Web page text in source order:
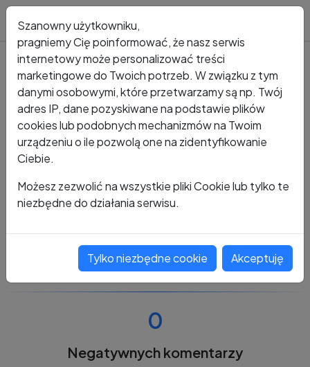
Kto dzwonił? Numer +48 482 271 485
+48 482 271 485
0
Negatywnych komentarzy
Szanowny użytkowniku,
pragniemy Cię poinformować, że nasz serwis
internetowy może personalizować treści
marketingowe do Twoich potrzeb. W związku z tym
danymi osobowymi, które przetwarzamy są np. Twój
adres IP, dane pozyskiwane na podstawie plików
cookies lub podobnych mechanizmów na Twoim
urządzeniu o ile pozwolą one na zidentyfikowanie
Ciebie.
Możesz zezwolić na wszystkie pliki Cookie lub tylko te
niezbędne do działania serwisu.
Tylko niezbędne cookie Akceptuję